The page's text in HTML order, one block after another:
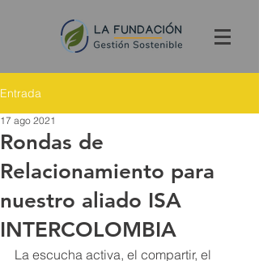
Entrada
Rondas de
Relacionamiento para
nuestro aliado ISA
INTERCOLOMBIA
17 ago 2021
La escucha activa, el compartir, el